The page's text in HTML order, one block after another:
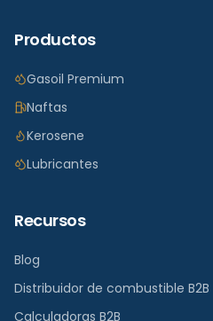
Productos
Gasoil Premium
Naftas
Kerosene
Lubricantes
Recursos
Blog
Distribuidor de combustible B2B
Calculadoras B2B